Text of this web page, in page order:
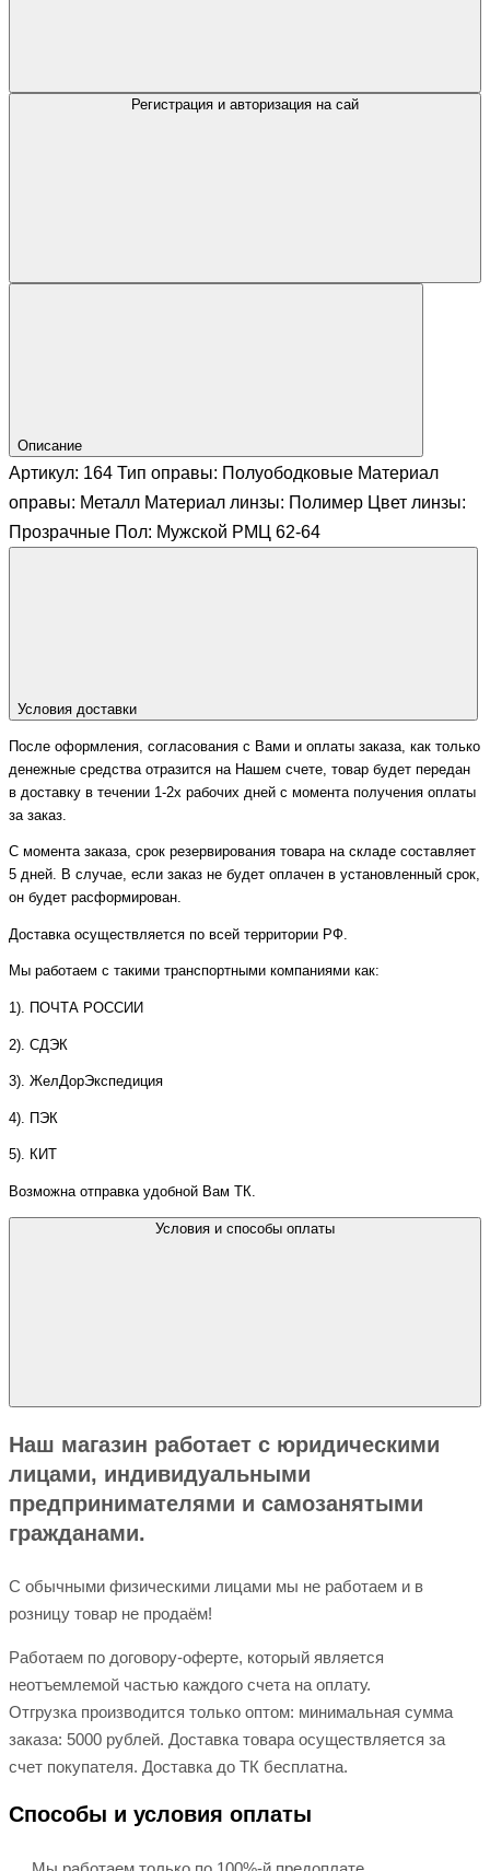
Регистрация и авторизация на сай
Описание
Артикул: 164 Тип оправы: Полуободковые Материал
оправы: Металл Материал линзы: Полимер Цвет линзы:
Прозрачные Пол: Мужской РМЦ 62-64
Условия доставки
После оформления, согласования с Вами и оплаты заказа, как только
денежные средства отразится на Нашем счете, товар будет передан
в доставку в течении 1-2х рабочих дней с момента получения оплаты
за заказ.
С момента заказа, срок резервирования товара на складе составляет
5 дней. В случае, если заказ не будет оплачен в установленный срок,
он будет расформирован.
Доставка осуществляется по всей территории РФ.
Мы работаем с такими транспортными компаниями как:
1). ПОЧТА РОССИИ
2). СДЭК
3). ЖелДорЭкспедиция
4). ПЭК
5). КИТ
Возможна отправка удобной Вам ТК.
Условия и способы оплаты
Наш магазин работает с юридическими
лицами, индивидуальными
предпринимателями и самозанятыми
гражданами.
С обычными физическими лицами мы не работаем и в
розницу товар не продаём!
Работаем по договору-оферте, который является
неотъемлемой частью каждого счета на оплату.
Отгрузка производится только оптом: минимальная сумма
заказа: 5000 рублей. Доставка товара осуществляется за
счет покупателя. Доставка до ТК бесплатна.
Способы и условия оплаты